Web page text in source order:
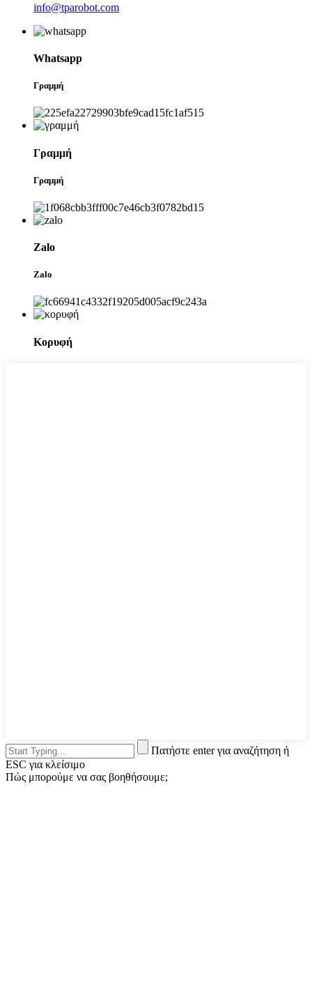
info@tparobot.com
Whatsapp
Γραμμή
Γραμμή
Γραμμή
Zalo
Zalo
Κορυφή
Πατήστε enter για αναζήτηση ή
ESC για κλείσιμο
Πώς μπορούμε να σας βοηθήσουμε;